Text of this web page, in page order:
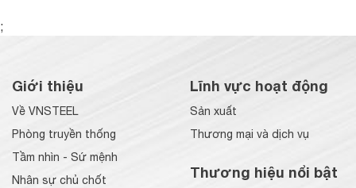
;
Giới thiệu
Về VNSTEEL
Phòng truyền thống
Tầm nhìn - Sứ mệnh
Nhân sự chủ chốt
Lĩnh vực hoạt động
Sản xuất
Thương mại và dịch vụ
Thương hiệu nổi bật